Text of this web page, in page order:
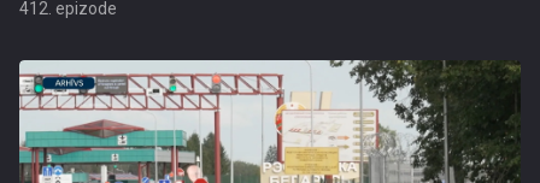
412. epizode